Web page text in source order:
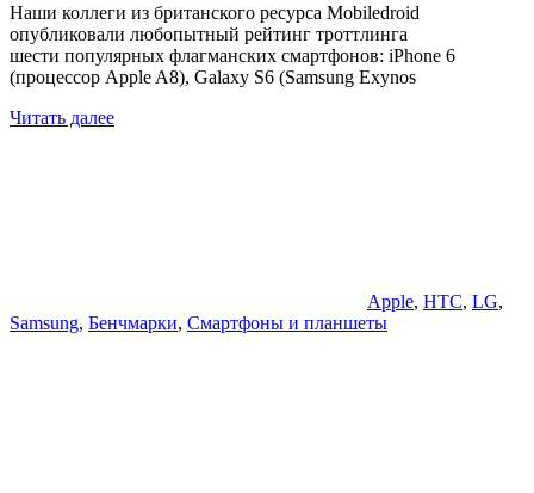
Наши коллеги из британского ресурса Mobiledroid
опубликовали любопытный рейтинг троттлинга
шести популярных флагманских смартфонов: iPhone 6
(процессор Apple A8), Galaxy S6 (Samsung Exynos
Читать далее
Apple, HTC, LG,
Samsung, Бенчмарки, Смартфоны и планшеты